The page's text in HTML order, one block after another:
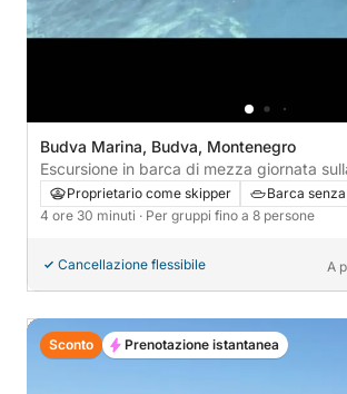
Budva Marina, Budva, Montenegro
Escursione in barca di mezza giornata
Budva, visita di Sveti Stefan e delle baie
mare.
Proprietario come skipper
Barca
4 ore 30 minuti · Per gruppi fino a 8 persone
Cancellazione flessibile A
Sconto Prenotazione istantanea